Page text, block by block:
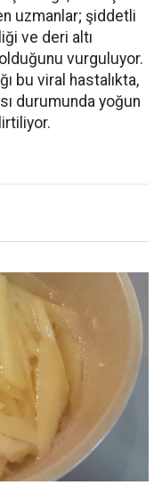
uzmanlar; şiddetli
ve deri altı
vurguluyor.
bu viral hastalıkta,
durumunda yoğun